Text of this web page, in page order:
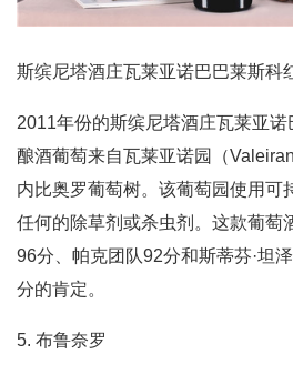
斯缤尼塔酒庄瓦莱亚诺巴巴莱斯科
2011年份的斯缤尼塔酒庄瓦莱亚
酿酒葡萄来自瓦莱亚诺园（
内比奥罗葡萄树。该葡萄园使用可
任何的除草剂或杀虫剂。这款葡萄
96分、帕克团队92分和斯蒂芬·坦
分的肯定。
5. 布鲁奈罗